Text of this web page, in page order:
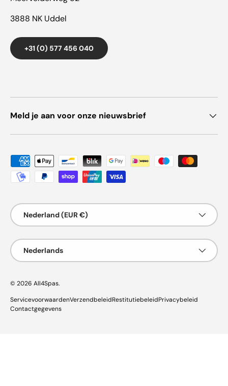
3888 NK Uddel
+31 (0) 577 456 040
Meld je aan voor onze nieuwsbrief
Geaccepteerde betaalmethoden
Land/Regio
Nederland (EUR €)
Taal
Nederlands
© 2026 All4Spas.
ServicevoorwaardenVerzendbeleidRestitutiebeleidPrivacybeleid
Contactgegevens